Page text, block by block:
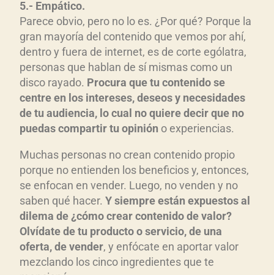
5.- Empático.
Parece obvio, pero no lo es. ¿Por qué? Porque la
gran mayoría del contenido que vemos por ahí,
dentro y fuera de internet, es de corte ególatra,
personas que hablan de sí mismas como un
disco rayado. Procura que tu contenido se
centre en los intereses, deseos y necesidades
de tu audiencia, lo cual no quiere decir que no
puedas compartir tu opinión o experiencias.
Muchas personas no crean contenido propio
porque no entienden los beneficios y, entonces,
se enfocan en vender. Luego, no venden y no
saben qué hacer. Y siempre están expuestos al
dilema de ¿cómo crear contenido de valor?
Olvídate de tu producto o servicio, de una
oferta, de vender, y enfócate en aportar valor
mezclando los cinco ingredientes que te